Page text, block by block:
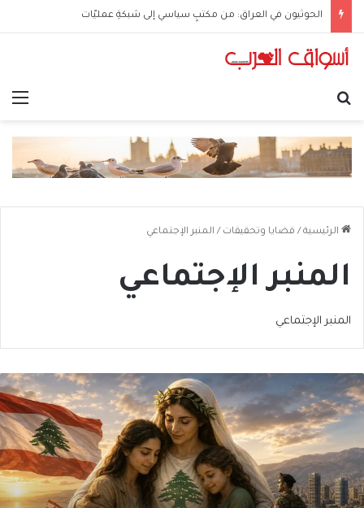
ما بَعدَ هرمز… الخليج يُعيدُ رَسمَ خريطةِ الطاقة
الرئيسية / قضايا وتحقيقات / المنبر الإجتماعي
المنبر الإجتماعي
المنبر الإجتماعي
الدولة
أُمُّنا
وبنْتُنا
فكيف
نرفُضُها؟